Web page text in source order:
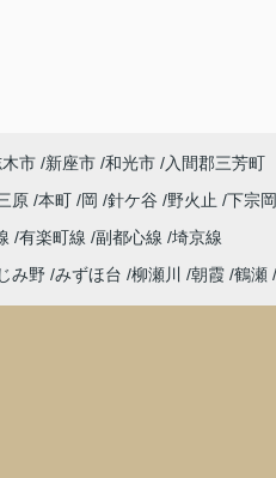
市 新座市 和光市
入間郡三芳町
原 本町 岡 針ケ谷 野火止
下宗岡
有楽町線 副都心線 埼京線
み野 みずほ台 柳瀬川 朝霞 鶴瀬